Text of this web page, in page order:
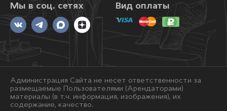
Мы в соц. сетях Вид оплаты
Администрация Сайта не несет ответственности за
размещаемые Пользователями (Арендаторами)
материалы (в т.ч. информация, изображения), их
содержание, качество.